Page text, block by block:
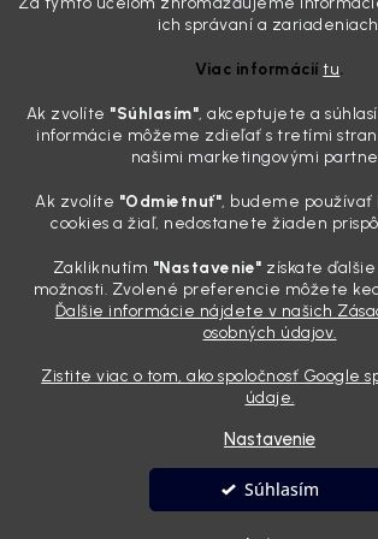
ich správaní a zariadeniach.
Viac informáciítu.
Ak zvolíte "Súhlasím", akceptujete a
informácie môžeme zdieľať s tretími
našimi marketingovými
Ak zvolíte "Odmietnuť", budeme
cookies a žiaľ, nedostanete žiaden
Zakliknutím "Nastavenie" získate
možnosti. Zvolené preferencie môžete
Ďalšie informácie nájdete v našich
osobných údajov.
Zistite viac o tom, ako spoločnosť Google
údaje.
Nastavenie
Súhlasím
Zabudnite na handru. Ak chcete mať
Poznáte ten moment. Vonku svieti slnko, vy
„upratanom“ aute, no pri pohľade na palubnú
mriežkach ventilácie, okolo tlačidiel a v švíkoch
drzo pozerá prach. Handra ani vysávač tam
Detailing nemusí stáť výplatu: 5 kúskov
31.7.2026
Sobotné ráno, káva v ruke a pred vami
niekoho nuda, pre nás najlepší relax. Lenže keď
pokaziť náladu. Dobrá správa je, že aj profi
Vytvoril